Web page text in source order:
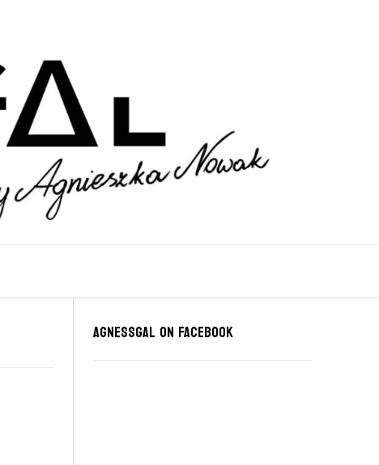
Agnessgal on Facebook